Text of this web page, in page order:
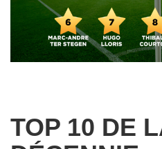
TOP 10 DE